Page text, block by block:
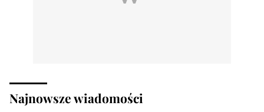
Najnowsze wiadomości